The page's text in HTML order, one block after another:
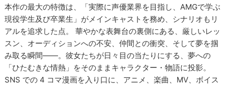
本作の最大の特徴は、「実際に声優業界を目指し、AMGで学ぶ
現役学生及び卒業生」がメインキャストを務め、シナリオもリ
アルを追求した点。 華やかな表舞台の裏側にある、厳しいレッ
スン、オーディションへの不安、仲間との衝突、そして夢を掴
み取る瞬間――。彼女たちが日々目の当たりにする、夢への
「ひたむきな情熱」をそのままキャラクター・物語に投影。
SNS での 4 コマ漫画を入り口に、アニメ、楽曲、MV、ボイス